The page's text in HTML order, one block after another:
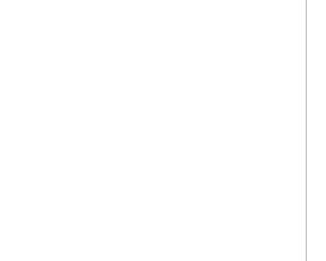
MIAMI 129 grey